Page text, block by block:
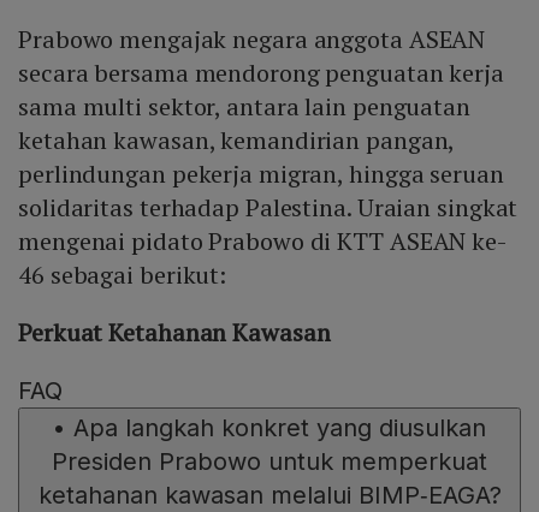
Prabowo mengajak negara anggota ASEAN
secara bersama mendorong penguatan kerja
sama multi sektor, antara lain penguatan
ketahan kawasan, kemandirian pangan,
perlindungan pekerja migran, hingga seruan
solidaritas terhadap Palestina. Uraian singkat
mengenai pidato Prabowo di KTT ASEAN ke-
46 sebagai berikut:
Perkuat Ketahanan Kawasan
FAQ
• Apa langkah konkret yang diusulkan
Presiden Prabowo untuk memperkuat
ketahanan kawasan melalui BIMP‑EAGA?